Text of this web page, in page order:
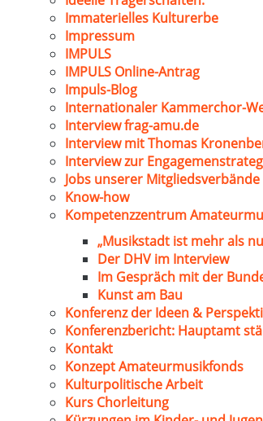
Immaterielles Kulturerbe
Impressum
IMPULS
IMPULS Online-Antrag
Impuls-Blog
Internationaler Kammerchor-
Interview frag-amu.de
Interview mit Thomas
Interview zur
Jobs unserer Mitgliedsverbände
Know-how
Kompetenzzentrum
„Musikstadt ist mehr als
Der DHV im Interview
Im Gespräch mit der
Kunst am Bau
Konferenz der Ideen &
Konferenzbericht: Hauptamt
Kontakt
Konzept Amateurmusikfonds
Kulturpolitische Arbeit
Kurs Chorleitung